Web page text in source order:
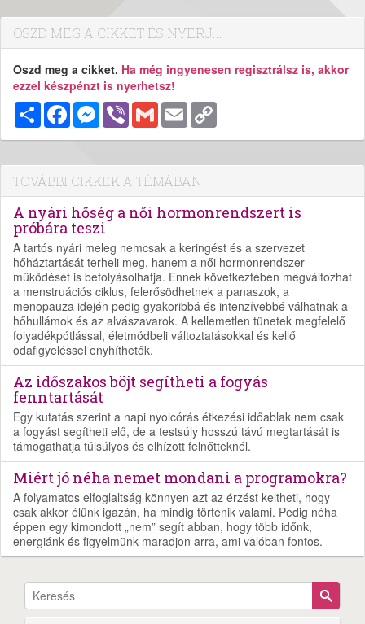
OSZD MEG A CIKKET ÉS NYERJ...
Oszd meg a cikket. Ha még ingyenesen regisztrálsz is, akkor
ezzel készpénzt is nyerhetsz!
MegosztásFacebookMessenger
Viber Gmail Email
TOVÁBBI CIKKEK A TÉMÁBAN
A nyári hőség a női hormonrendszert is
próbára teszi
A tartós nyári meleg nemcsak a keringést és a szervezet
hőháztartását terheli meg, hanem a női hormonrendszer
működését is befolyásolhatja. Ennek következtében megváltozhat
a menstruációs ciklus, felerősödhetnek a panaszok, a
menopauza idején pedig gyakoribbá és intenzívebbé válhatnak a
hőhullámok és az alvászavarok. A kellemetlen tünetek megfelelő
folyadékpótlással, életmódbeli változtatásokkal és kellő
odafigyeléssel enyhíthetők.
Az időszakos böjt segítheti a fogyás
fenntartását
Egy kutatás szerint a napi nyolcórás étkezési időablak nem csak
a fogyást segítheti elő, de a testsúly hosszú távú megtartását is
támogathatja túlsúlyos és elhízott felnőtteknél.
Miért jó néha nemet mondani a programokra?
A folyamatos elfoglaltság könnyen azt az érzést keltheti, hogy
csak akkor élünk igazán, ha mindig történik valami. Pedig néha
éppen egy kimondott „nem” segít abban, hogy több időnk,
energiánk és figyelmünk maradjon arra, ami valóban fontos.